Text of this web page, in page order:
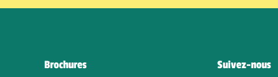
Brochures Suivez-nous